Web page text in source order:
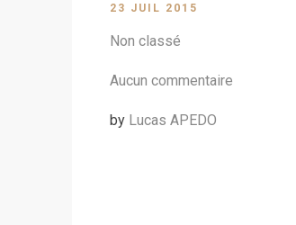
23 JUIL 2015
Non classé
Aucun commentaire
by Lucas APEDO